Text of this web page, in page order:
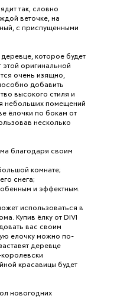
так, словно
веточке, на
с приспущенными
которое будет
оригинальной
очень изящно,
добавить
высокого стиля и
небольших помещений
ёлочки по бокам от
несколько
благодаря своим
комнате;
снега;
и эффектным.
использоваться в
Купив ёлку от DIVI
вас своим
елочку можно по-
деревце
красавицы будет
новогодних